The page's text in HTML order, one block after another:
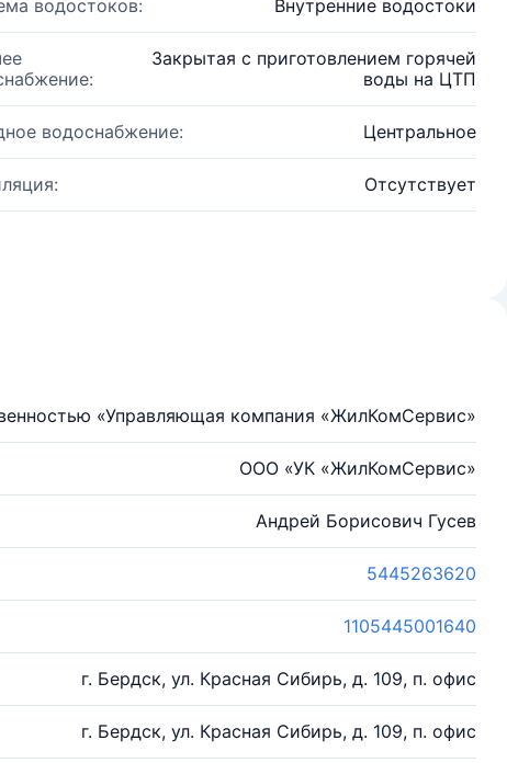
водостоков: Внутренние водостоки
Закрытая с приготовлением горячей
воды на ЦТП
водоснабжение: Центральное
Отсутствует
«Управляющая компания «ЖилКомСервис»
ООО «УК «ЖилКомСервис»
Андрей Борисович Гусев
5445263620
1105445001640
г. Бердск, ул. Красная Сибирь, д. 109, п. офис
г. Бердск, ул. Красная Сибирь, д. 109, п. офис